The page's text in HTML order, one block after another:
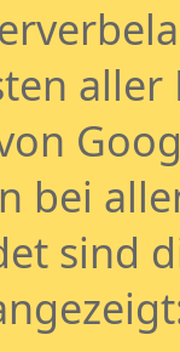
aller
bei
sind